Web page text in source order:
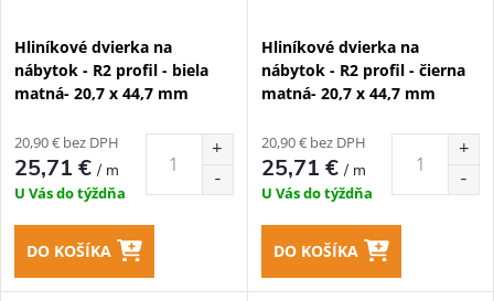
Hliníkové dvierka na
nábytok - R2 profil - biela
matná- 20,7 x 44,7 mm
20,90 € bez DPH
25,71 €/ m
U Vás do týždňa
DO KOŠÍKA
Hliníkové dvierka na
nábytok - R2 profil - čierna
matná- 20,7 x 44,7 mm
20,90 € bez DPH
25,71 €/ m
U Vás do týždňa
DO KOŠÍKA